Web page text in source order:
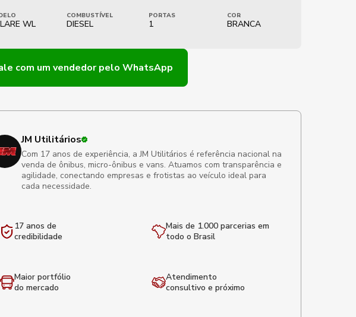
WL
COMBUSTÍVEL
DIESEL
PORTAS
1
COR
BRANCA
com um vendedorpelo WhatsApp
JM Utilitários
Com 17 anos de experiência, a JM Utilitários é referência nacional na
venda de ônibus, micro-ônibus e vans. Atuamos com transparência e
agilidade, conectando empresas e frotistas ao veículo ideal para
cada necessidade.
17 anos de
credibilidade
Mais de 1.000 parcerias em
todo o Brasil
Maior portfólio
do mercado
Atendimento
consultivo e próximo